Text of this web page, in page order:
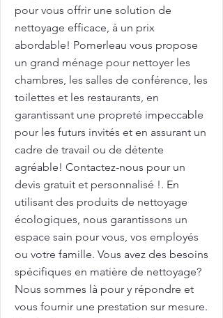
pour vous offrir une solution de
nettoyage efficace, à un prix
abordable! Pomerleau vous propose
un grand ménage pour nettoyer les
chambres, les salles de conférence, les
toilettes et les restaurants, en
garantissant une propreté impeccable
pour les futurs invités et en assurant un
cadre de travail ou de détente
agréable! Contactez-nous pour un
devis gratuit et personnalisé !. En
utilisant des produits de nettoyage
écologiques, nous garantissons un
espace sain pour vous, vos employés
ou votre famille. Vous avez des besoins
spécifiques en matière de nettoyage?
Nous sommes là pour y répondre et
vous fournir une prestation sur mesure.